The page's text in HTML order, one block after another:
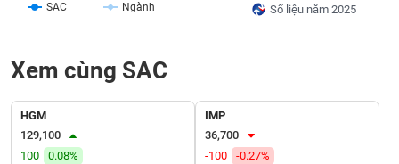
Số liệu năm 2025
SAC Ngành
Xem cùng SAC
HGM
129,100
100
0.08%
IMP
36,700
-100
-0.27%
TIN
DỊCH
VỤ
TRUYỀN
THÔNG